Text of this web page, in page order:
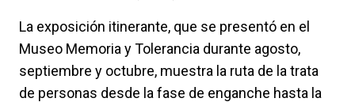
La exposición itinerante, que se presentó en el
Museo Memoria y Tolerancia durante agosto,
septiembre y octubre, muestra la ruta de la trata
de personas desde la fase de enganche hasta la